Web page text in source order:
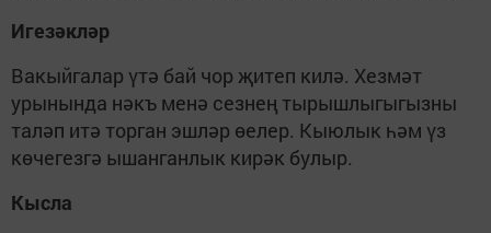
Игезәкләр
Вакыйгалар үтә бай чор җитеп килә. Хезмәт
урынында нәкъ менә сезнең тырышлыгыгызны
таләп итә торган эшләр өелер. Кыюлык һәм үз
көчегезгә ышанганлык кирәк булыр.
Кысла